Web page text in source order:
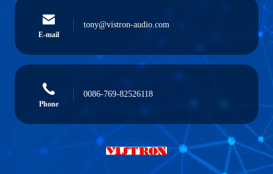
E-mail
tony@vistron-audio.com
Phone
0086-769-82526118